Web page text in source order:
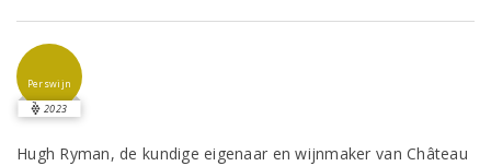
Perswijn
2023
Hugh Ryman, de kundige eigenaar en wijnmaker van Château